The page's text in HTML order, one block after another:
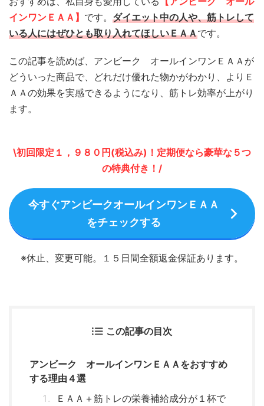
インワンＥＡＡ】 です。 ダイエット中の人や、筋トレして
いる人にはぜひとも取り入れてほしいＥＡＡです。
この記事を読めば、アンビーク オールインワンＥＡＡが
どういった商品で、どれだけ優れた物かがわかり、よりＥ
ＡＡの効果を実感できるようになり、筋トレ効率が上がり
ます。
\初回限定１，９８０円(税込み)！定期便なら豪華な５つ
の特典付き！/
今すぐアンビークオールインワンＥＡＡ
をチェックする
※休止、変更可能。１５日間全額返金保証あります。
この記事の目次
アンビーク オールインワンＥＡＡをおすすめ
する理由４選
ＥＡＡ＋筋トレの栄養補給成分が１杯で